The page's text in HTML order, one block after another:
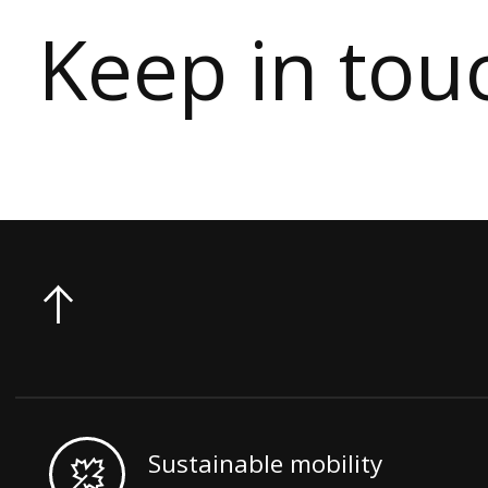
Keep in
Sustainable mobility